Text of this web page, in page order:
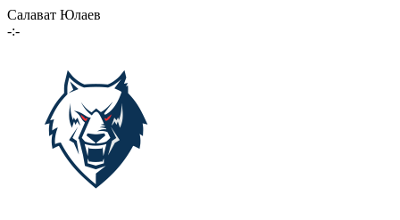
Салават Юлаев
-:-